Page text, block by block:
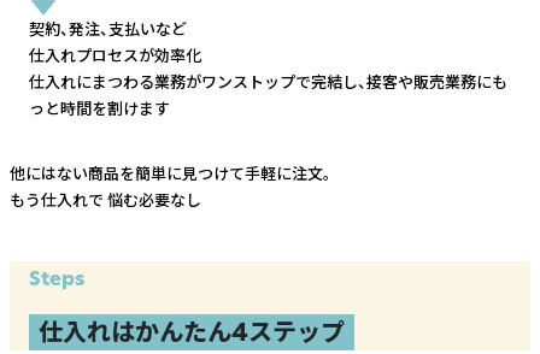
契約、発注、支払いなど
仕入れプロセスが効率化
仕入れにまつわる業務がワンストップで完結し、接客や販売業務にも
っと時間を割けます
他にはない商品を簡単に見つけて手軽に注文。
もう仕入れで 悩む必要なし
Steps
仕入れはかんたん4ステップ